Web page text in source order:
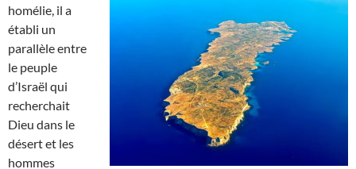
homélie, il a
établi un
parallèle entre
le peuple
d’Israël qui
recherchait
Dieu dans le
désert et les
hommes